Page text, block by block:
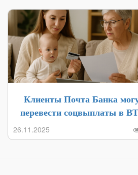
март 2022
14 958₽↑ (+0.11% |
февраль 2022
14 941₽↑ (+0.25% |
январь 2022
14 903₽ (0% | 0₽)
Клиенты Почта Банка
перевести соцвыплаты в
инструкция и бонусы в 2025
26.11.2025